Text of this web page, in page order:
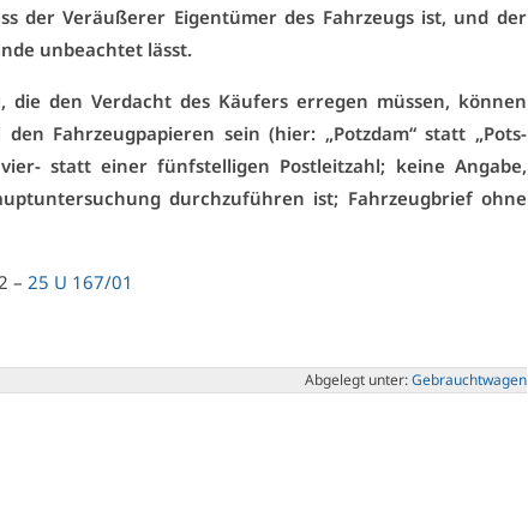
der Ver­äu­ße­rer Ei­gen­tü­mer des Fahr­zeugs ist, und der
un­be­ach­tet lässt.
die den Ver­dacht des Käu­fers er­re­gen müs­sen, kön­nen
den Fahr­zeug­pa­pie­ren sein (hier: „Potz­dam“ statt „Pots­
statt ei­ner fünf­stel­li­gen Post­leit­zahl; kei­ne An­ga­be,
durch­zu­füh­ren ist; Fahr­zeug­brief oh­ne
– 25 U 167/01
Ab­ge­legt un­ter:Ge­braucht­wa­gen